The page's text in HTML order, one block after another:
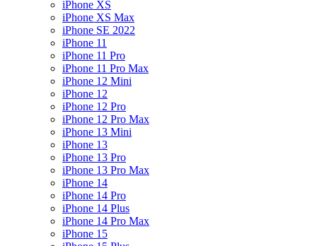
iPhone XS
iPhone XS Max
iPhone SE 2022
iPhone 11
iPhone 11 Pro
iPhone 11 Pro Max
iPhone 12 Mini
iPhone 12
iPhone 12 Pro
iPhone 12 Pro Max
iPhone 13 Mini
iPhone 13
iPhone 13 Pro
iPhone 13 Pro Max
iPhone 14
iPhone 14 Pro
iPhone 14 Plus
iPhone 14 Pro Max
iPhone 15